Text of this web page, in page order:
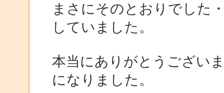
まさにそのとおりでした
していました。
本当にありがとうござい
になりました。